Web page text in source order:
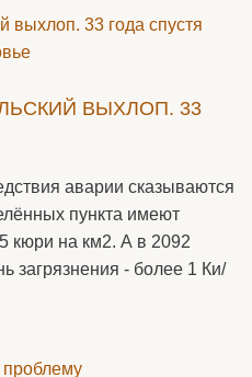
ВЫХЛОП. 33
аварии сказываются
пункта имеют
кюри на км2. А в 2092
загрязнения - более 1 Ки/